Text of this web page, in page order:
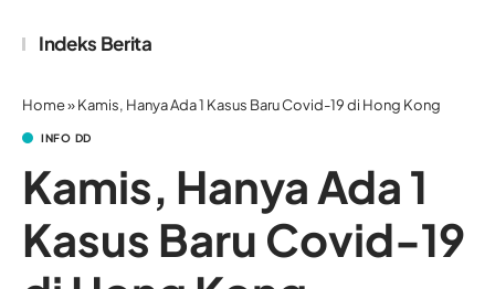
Indeks Berita
Home»Kamis, Hanya Ada 1 Kasus Baru Covid-19 di Hong Kong
INFO DD
Kamis, Hanya Ada 1
Kasus Baru Covid-19